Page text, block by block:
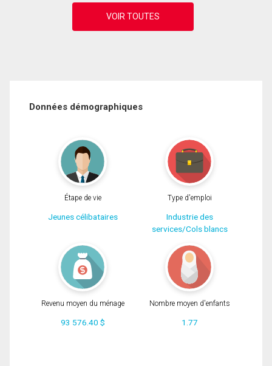
Données démographiques
Étape de vie
Jeunes célibataires
Type d'emploi
Industrie des
services/Cols blancs
Revenu moyen du ménage
93 576.40 $
Nombre moyen d'enfants
1.77